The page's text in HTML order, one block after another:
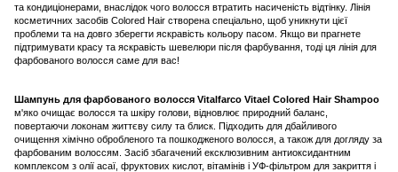
та кондиціонерами, внаслідок чого волосся втратить насиченість відтінку. Лінія
косметичних засобів Colored Hair створена спеціально, щоб уникнути цієї
проблеми та на довго зберегти яскравість кольору пасом. Якщо ви прагнете
підтримувати красу та яскравість шевелюри після фарбування, тоді ця лінія для
фарбованого волосся саме для вас!
Шампунь для фарбованого волосся Vitalfarco Vitael Colored Hair Shampoo
м'яко очищає волосся та шкіру голови, відновлює природний баланс,
повертаючи локонам життєву силу та блиск. Підходить для дбайливого
очищення хімічно обробленого та пошкодженого волосся, а також для догляду за
фарбованим волоссям. Засіб збагачений ексклюзивним антиоксидантним
комплексом з олії асаї, фруктових кислот, вітамінів і УФ-фільтром для закриття і